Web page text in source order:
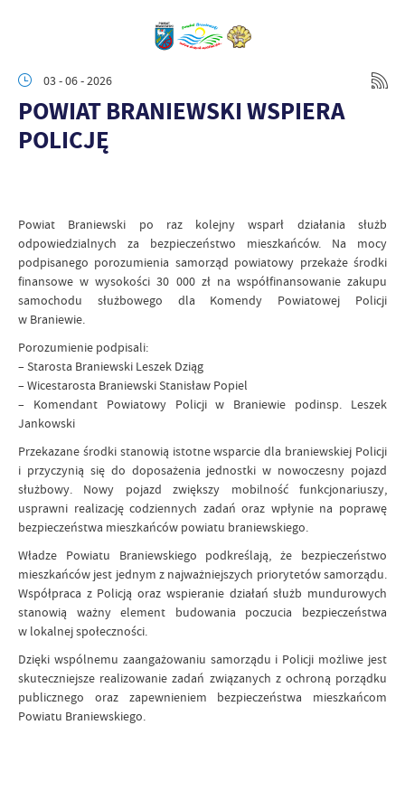
03 - 06 - 2026
POWIAT BRANIEWSKI WSPIERA
POLICJĘ
Powiat Braniewski po raz kolejny wsparł działania służb
odpowiedzialnych za bezpieczeństwo mieszkańców. Na mocy
podpisanego porozumienia samorząd powiatowy przekaże środki
finansowe w wysokości 30 000 zł na współfinansowanie zakupu
samochodu służbowego dla Komendy Powiatowej Policji
w Braniewie.
Porozumienie podpisali:
– Starosta Braniewski Leszek Dziąg
– Wicestarosta Braniewski Stanisław Popiel
– Komendant Powiatowy Policji w Braniewie podinsp. Leszek
Jankowski
Przekazane środki stanowią istotne wsparcie dla braniewskiej Policji
i przyczynią się do doposażenia jednostki w nowoczesny pojazd
służbowy. Nowy pojazd zwiększy mobilność funkcjonariuszy,
usprawni realizację codziennych zadań oraz wpłynie na poprawę
bezpieczeństwa mieszkańców powiatu braniewskiego.
Władze Powiatu Braniewskiego podkreślają, że bezpieczeństwo
mieszkańców jest jednym z najważniejszych priorytetów samorządu.
Współpraca z Policją oraz wspieranie działań służb mundurowych
stanowią ważny element budowania poczucia bezpieczeństwa
w lokalnej społeczności.
Dzięki wspólnemu zaangażowaniu samorządu i Policji możliwe jest
skuteczniejsze realizowanie zadań związanych z ochroną porządku
publicznego oraz zapewnieniem bezpieczeństwa mieszkańcom
Powiatu Braniewskiego.